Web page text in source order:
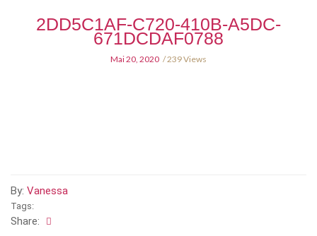
2DD5C1AF-C720-410B-A5DC-
671DCDAF0788
Mai 20, 2020 239 Views
By: Vanessa
Tags:
Share: